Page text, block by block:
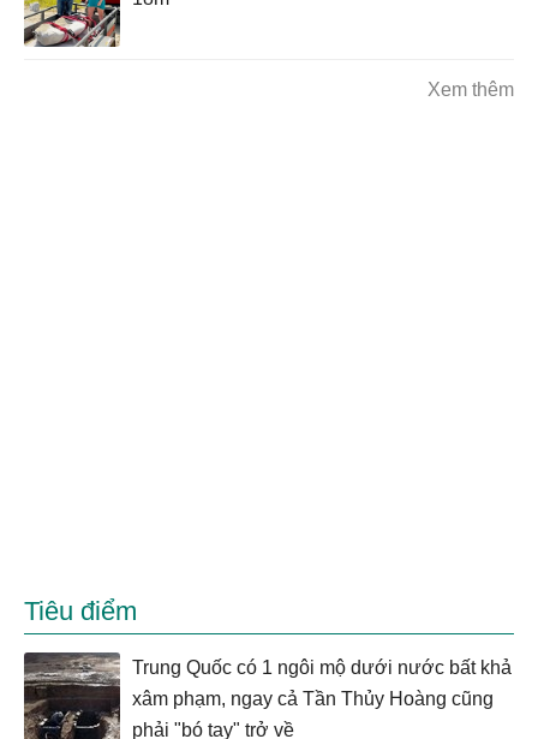
Xem thêm
Tiêu điểm
Trung Quốc có 1 ngôi mộ dưới nước bất khả
xâm phạm, ngay cả Tần Thủy Hoàng cũng
phải "bó tay" trở về